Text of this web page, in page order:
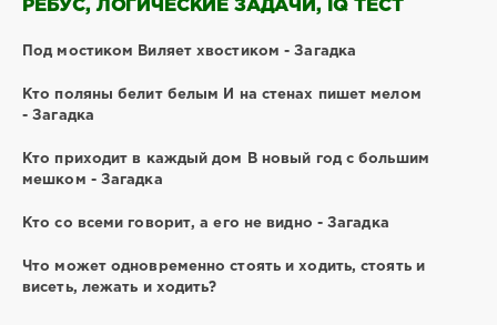
РЕБУС, ЛОГИЧЕСКИЕ ЗАДАЧИ, IQ ТЕСТ
Под мостиком Виляет хвостиком - Загадка
Кто поляны белит белым И на стенах пишет мелом
- Загадка
Кто приходит в каждый дом В новый год с большим
мешком - Загадка
Кто со всеми говорит, а его не видно - Загадка
Что может одновременно стоять и ходить, стоять и
висеть, лежать и ходить?